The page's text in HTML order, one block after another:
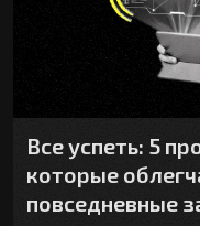
Все успеть: 5
которые
повседневные